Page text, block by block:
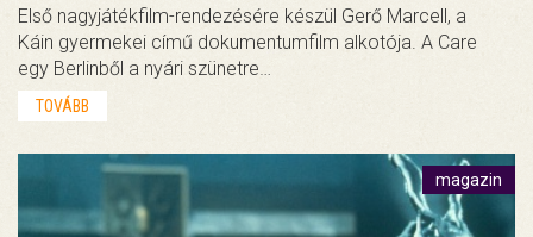
Első nagyjátékfilm-rendezésére készül Gerő Marcell, a
Káin gyermekei című dokumentumfilm alkotója. A Care
egy Berlinből a nyári szünetre…
TOVÁBB
magazin